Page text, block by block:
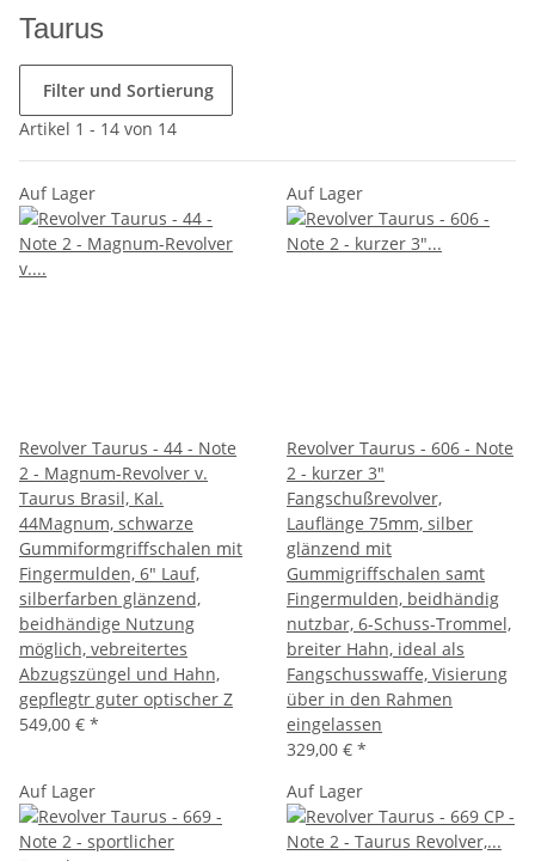
Taurus
Filter und Sortierung
Artikel 1 - 14 von 14
Auf Lager
Revolver Taurus - 44 - Note
2 - Magnum-Revolver v.
Taurus Brasil, Kal.
44Magnum, schwarze
Gummiformgriffschalen mit
Fingermulden, 6" Lauf,
silberfarben glänzend,
beidhändige Nutzung
möglich, vebreitertes
Abzugszüngel und Hahn,
gepflegtr guter optischer Z
549,00 € *
Auf Lager
Revolver Taurus - 606 - Note
2 - kurzer 3"
Fangschußrevolver,
Lauflänge 75mm, silber
glänzend mit
Gummigriffschalen samt
Fingermulden, beidhändig
nutzbar, 6-Schuss-Trommel,
breiter Hahn, ideal als
Fangschusswaffe, Visierung
über in den Rahmen
eingelassen
329,00 € *
Auf Lager
Auf Lager